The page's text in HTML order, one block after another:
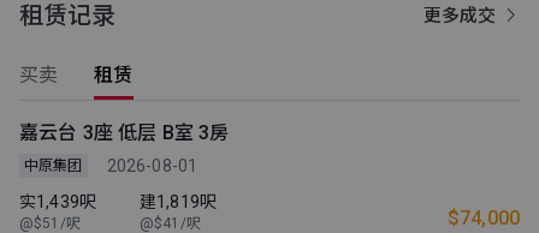
租赁记录 更多成交
买卖 租赁
嘉云台 3座 低层 B室 3房
中原集团
2026-08-01
实1,439呎
@$51/呎
建1,819呎
@$41/呎 $74,000